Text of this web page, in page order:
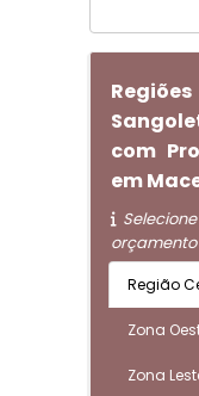
com
em
orçamento
Região
Zona
Zona